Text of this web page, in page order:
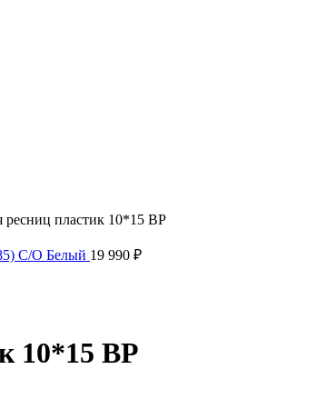
ресниц пластик 10*15 ВР
С/О Белый 19 990 ₽
10*15 ВР